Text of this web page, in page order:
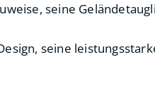
seine
seine